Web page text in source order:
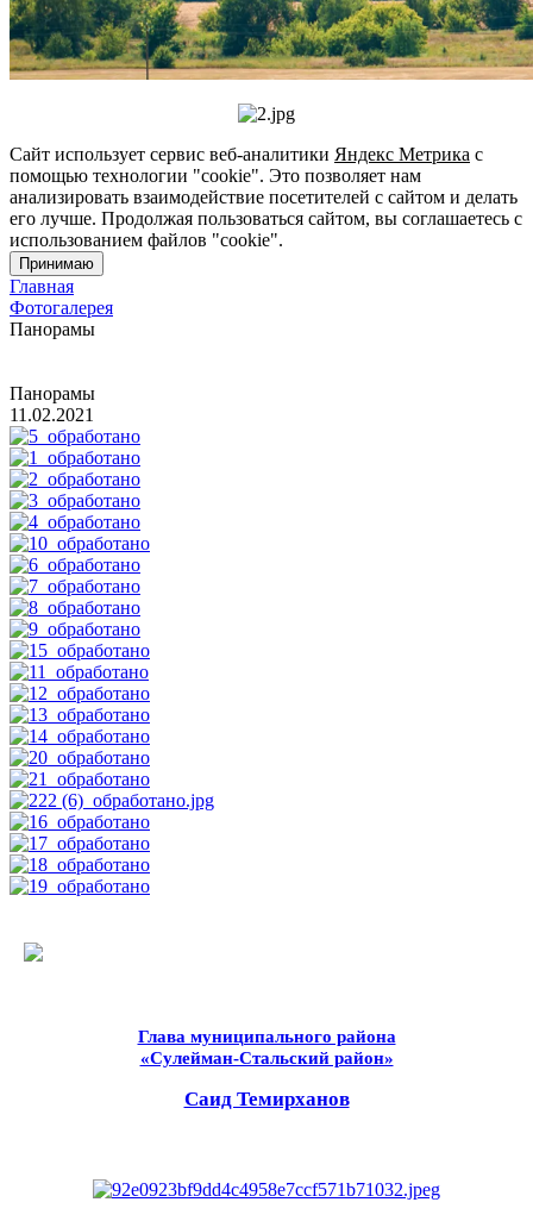
Сайт использует сервис веб-аналитики Яндекс Метрика с
помощью технологии "cookie". Это позволяет нам
анализировать взаимодействие посетителей с сайтом и делать
его лучше. Продолжая пользоваться сайтом, вы соглашаетесь с
использованием файлов "cookie".
Принимаю
Главная
Фотогалерея
Панорамы
Панорамы
11.02.2021
Глава муниципального района
«Сулейман-Стальский район»
Саид Темирханов